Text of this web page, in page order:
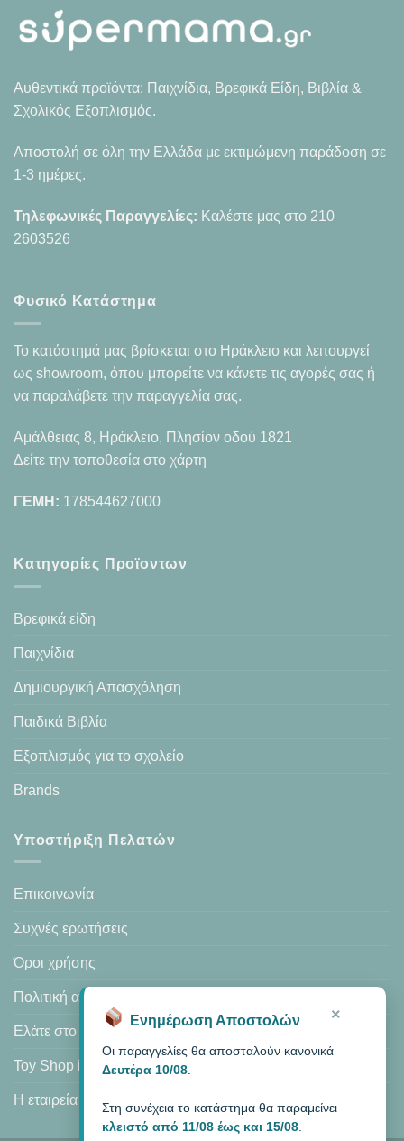
Αυθεντικά προϊόντα: Παιχνίδια, Βρεφικά Είδη, Βιβλία &
Σχολικός Εξοπλισμός.
Αποστολή σε όλη την Ελλάδα με εκτιμώμενη παράδοση σε
1-3 ημέρες.
Τηλεφωνικές Παραγγελίες: Καλέστε μας στο 210
2603526
Φυσικό Κατάστημα
Το κατάστημά μας βρίσκεται στο Ηράκλειο και λειτουργεί
ως showroom, όπου μπορείτε να κάνετε τις αγορές σας ή
να παραλάβετε την παραγγελία σας.
Αμάλθειας 8, Ηράκλειο, Πλησίον οδού 1821
Δείτε την τοποθεσία στο χάρτη
ΓΕΜΗ: 178544627000
Κατηγορίες Προϊοντων
Βρεφικά είδη
Παιχνίδια
Δημιουργική Απασχόληση
Παιδικά Βιβλία
Εξοπλισμός για το σχολείο
Brands
Υποστήριξη Πελατών
Επικοινωνία
Συχνές ερωτήσεις
Όροι χρήσης
Πολιτική απορρήτου
Ελάτε στο κατάστημά μας
Toy Shop in Heraklion
Η εταιρεία μας
×
Ενημέρωση Αποστολών
Οι παραγγελίες θα αποσταλούν κανονικά
Δευτέρα 10/08
Στη συνέχεια το κατάστημα θα παραμείνει
κλειστό από 11/08 έως και 15/08